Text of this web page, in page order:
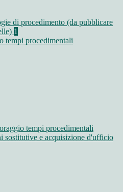
di procedimento (da pubblicare
1
tempi procedimentali
tempi procedimentali
sostitutive e acquisizione d'ufficio